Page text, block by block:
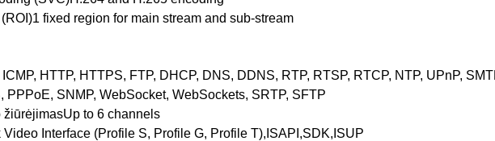
1 fixed region for main stream and sub-stream
HTTP, HTTPS, FTP, DHCP, DNS, DDNS, RTP, RTSP, RTCP, NTP, UPnP,
PPPoE, SNMP, WebSocket, WebSockets, SRTP, SFTP
žiūrėjimasUp to 6 channels
Interface (Profile S, Profile G, Profile T),ISAPI,SDK,ISUP